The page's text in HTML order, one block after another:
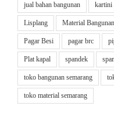
jual bahan bangunan kartini
Lisplang Material Bangunan
Pagar Besi pagar brc
Plat kapal spandek
toko bangunan semarang
toko material semarang